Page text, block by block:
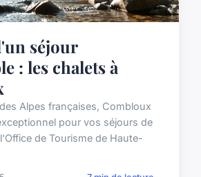
séjour
: les chalets à
Alpes françaises, Combloux
pour vos séjours de
de Tourisme de Haute-